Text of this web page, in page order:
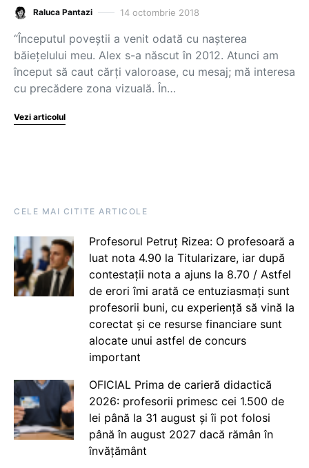
Raluca Pantazi 14 octombrie 2018
“Începutul poveștii a venit odată cu nașterea
băiețelului meu. Alex s-a născut în 2012. Atunci am
început să caut cărți valoroase, cu mesaj; mă interesa
cu precădere zona vizuală. În…
Vezi articolul
CELE MAI CITITE ARTICOLE
Profesorul Petruț Rizea: O profesoară a
luat nota 4.90 la Titularizare, iar după
contestații nota a ajuns la 8.70 / Astfel
de erori îmi arată ce entuziasmați sunt
profesorii buni, cu experiență să vină la
corectat și ce resurse financiare sunt
alocate unui astfel de concurs
important
OFICIAL Prima de carieră didactică
2026: profesorii primesc cei 1.500 de
lei până la 31 august și îi pot folosi
până în august 2027 dacă rămân în
învățământ